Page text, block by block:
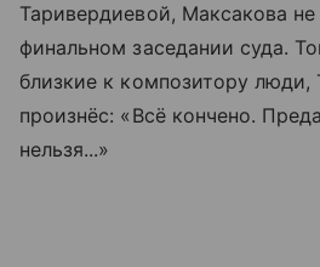
Таривердиевой, Максакова не
финальном заседании суда.
близкие к композитору люди,
произнёс: «Всё кончено.
нельзя...»